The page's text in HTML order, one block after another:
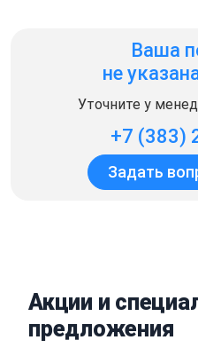
Ваша
не
Уточните у
+7 (383)
Задать
Акции и
предложения